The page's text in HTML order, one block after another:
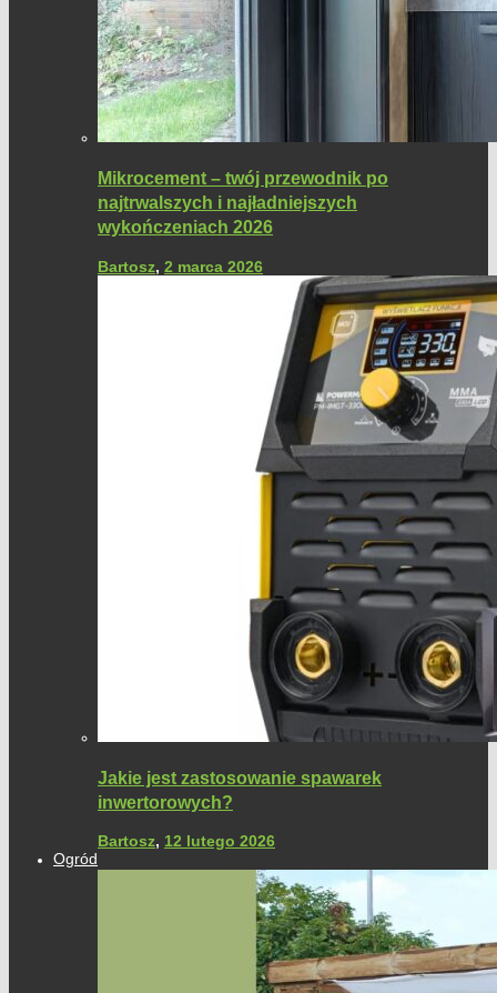
Mikrocement – twój przewodnik po
najtrwalszych i najładniejszych
wykończeniach 2026
Bartosz, 2 marca 2026
Jakie jest zastosowanie spawarek
inwertorowych?
Bartosz, 12 lutego 2026
Ogród